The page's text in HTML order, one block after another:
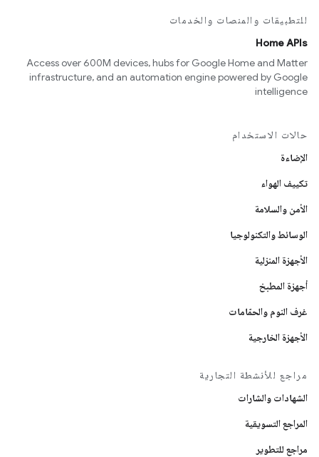
للتطبيقات والمنصات والخدمات
Home APIs
Access over 600M devices, hubs for Google Home and Matter
infrastructure, and an automation engine powered by Google
intelligence
حالات الاستخدام
الإضاءة
تكييف الهواء
الأمن والسلامة
الوسائط والتكنولوجيا
الأجهزة المنزلية
أجهزة المطبخ
غرف النوم والحمّامات
الأجهزة الخارجية
مراجع للأنشطة التجارية
الشهادات والشارات
المراجع التسويقية
مراجع للتطوير